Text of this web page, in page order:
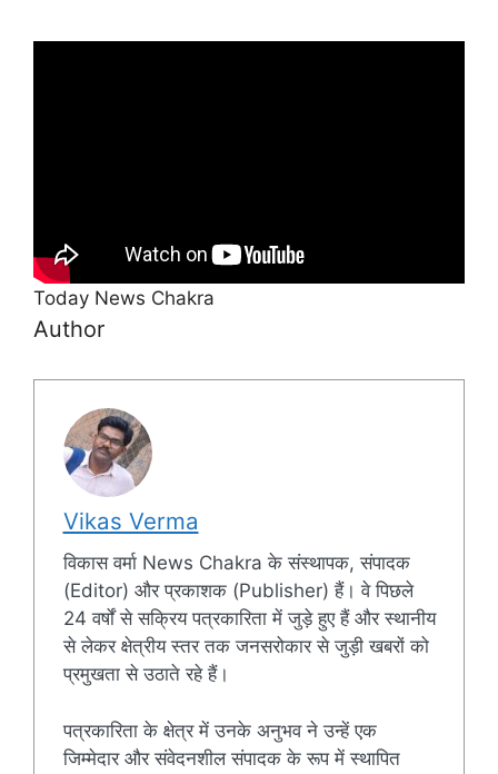
Today News Chakra
Author
Vikas Verma
विकास वर्मा News Chakra के संस्थापक, संपादक
(Editor) और प्रकाशक (Publisher) हैं। वे पिछले
24 वर्षों से सक्रिय पत्रकारिता में जुड़े हुए हैं और स्थानीय
से लेकर क्षेत्रीय स्तर तक जनसरोकार से जुड़ी खबरों को
प्रमुखता से उठाते रहे हैं।
पत्रकारिता के क्षेत्र में उनके अनुभव ने उन्हें एक
जिम्मेदार और संवेदनशील संपादक के रूप में स्थापित